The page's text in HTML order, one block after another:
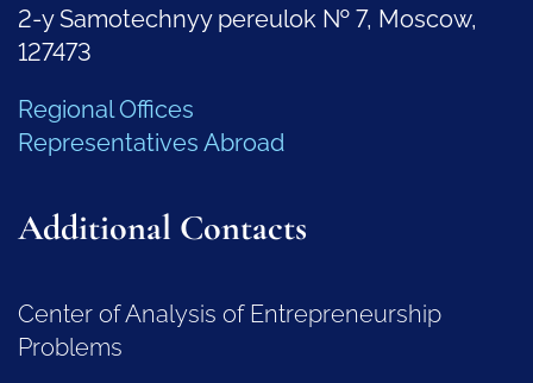
2-y Samotechnyy pereulok № 7, Moscow,
127473
Regional Offices
Representatives Abroad
Additional Contacts
Center of Analysis of Entrepreneurship
Problems